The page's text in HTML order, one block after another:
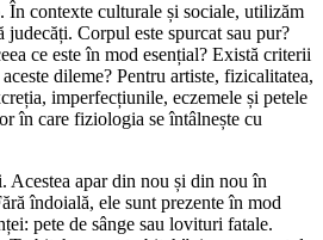
În contexte culturale și sociale, utilizăm
judecăți. Corpul este spurcat sau pur?
ce este în mod esențial? Există criterii
dileme? Pentru artiste, fizicalitatea,
imperfecțiunile, eczemele și petele
în care fiziologia se întâlnește cu
Acestea apar din nou și din nou în
îndoială, ele sunt prezente în mod
pete de sânge sau lovituri fatale.